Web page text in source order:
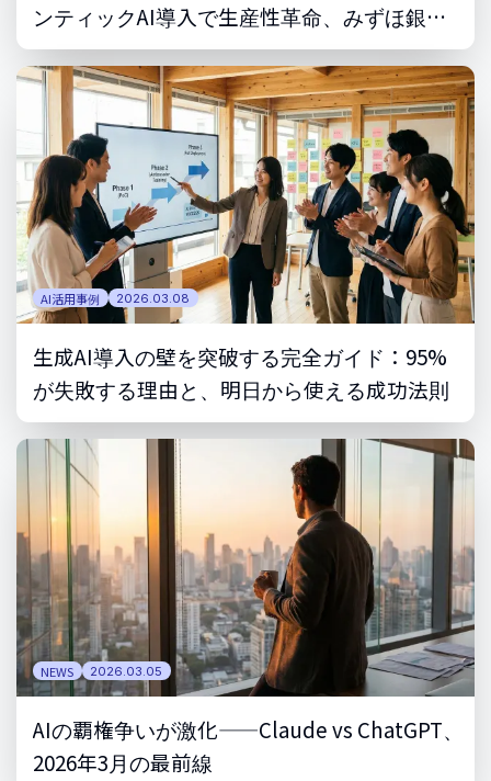
ンティックAI導入で生産性革命、みずほ銀行
は5,000人分の業務をAIに
AI活用事例 2026.03.08
生成AI導入の壁を突破する完全ガイド：95%
が失敗する理由と、明日から使える成功法則
NEWS 2026.03.05
AIの覇権争いが激化——Claude vs ChatGPT、
2026年3月の最前線